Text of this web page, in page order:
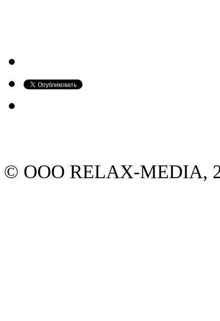
© ООО RELAX-MEDIA,